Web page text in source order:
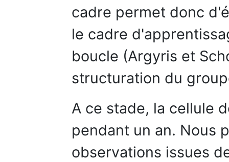
cadre permet donc
le cadre
boucle (Argyris et
structuration du
A ce stade, la cellule
pendant un an. Nous
observations issues